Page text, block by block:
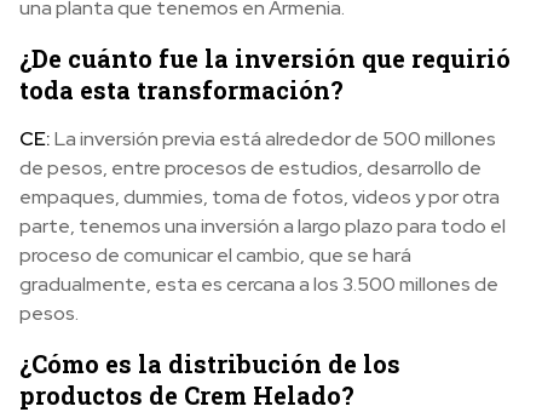
una planta que tenemos en Armenia.
¿De cuánto fue la inversión que requirió
toda esta transformación?
CE:La inversión previa está alrededor de 500 millones
de pesos, entre procesos de estudios, desarrollo de
empaques, dummies, toma de fotos, videos y por otra
parte, tenemos una inversión a largo plazo para todo el
proceso de comunicar el cambio, que se hará
gradualmente, esta es cercana a los 3.500 millones de
pesos.
¿Cómo es la distribución de los
productos de Crem Helado?